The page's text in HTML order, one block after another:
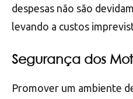
despesas não são
levando a custos
Segurança dos
Promover um ambiente